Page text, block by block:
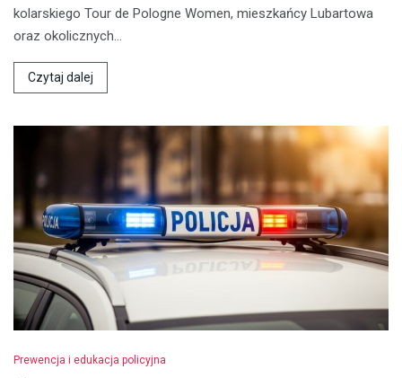
kolarskiego Tour de Pologne Women, mieszkańcy Lubartowa
oraz okolicznych…
Czytaj dalej
Prewencja i edukacja policyjna